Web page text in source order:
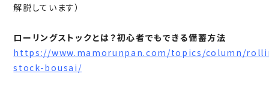
解説しています）
ローリングストックとは？初心者でもできる備蓄方法
https://www.mamorunpan.com/topics/column/
stock-bousai/